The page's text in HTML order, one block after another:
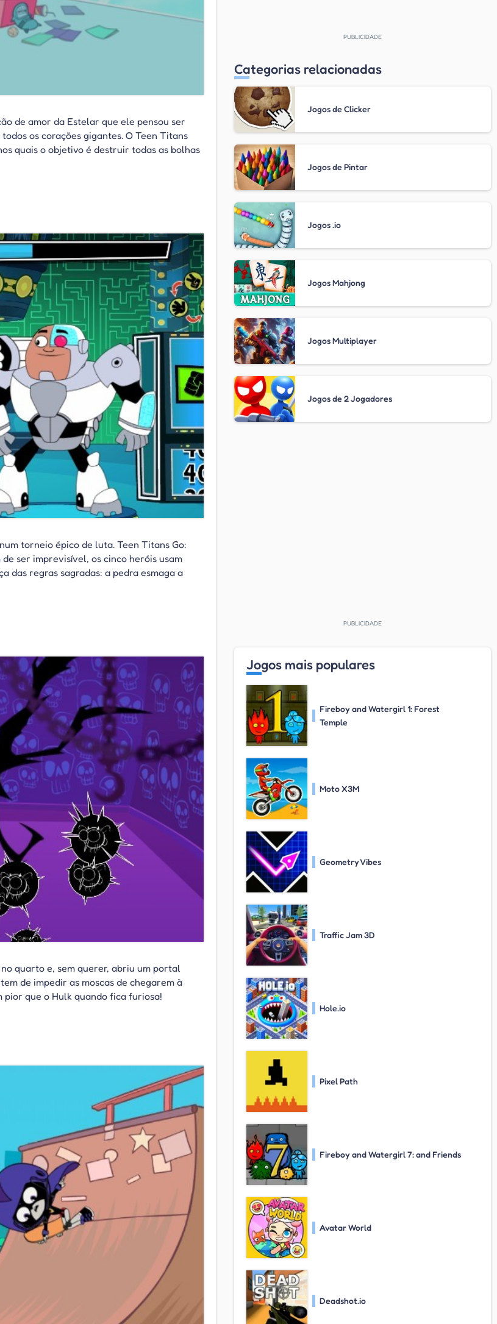
de amor da Estelar que ele pensou ser
os corações gigantes. O Teen Titans
quais o objetivo é destruir todas as bolhas
torneio épico de luta. Teen Titans Go:
ser imprevisível, os cinco heróis usam
das regras sagradas: a pedra esmaga a
no quarto e, sem querer, abriu um portal
de impedir as moscas de chegarem à
pior que o Hulk quando fica furiosa!
Categorias relacionadas
Jogos de Clicker
Jogos de Pintar
Jogos .io
Jogos Mahjong
Jogos Multiplayer
Jogos de 2 Jogadores
Jogos mais populares
Fireboy and Watergirl 1: Forest
Temple
Moto X3M
Geometry Vibes
Traffic Jam 3D
Hole.io
Pixel Path
Fireboy and Watergirl 7: and Friends
Avatar World
Deadshot.io